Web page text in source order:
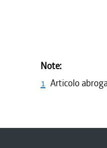
Note:
1 Articolo